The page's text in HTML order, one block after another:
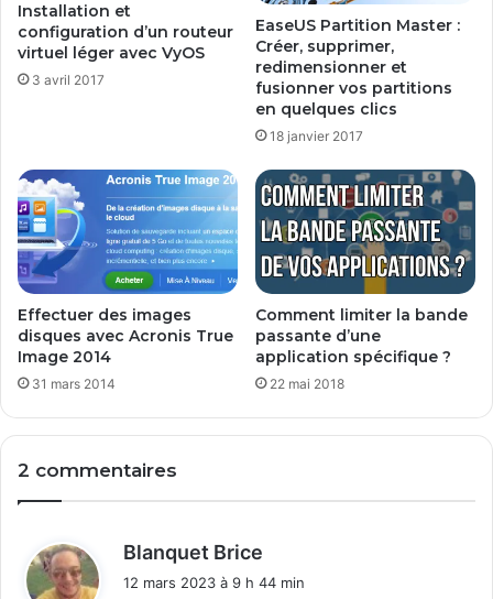
Installation et
configuration d’un routeur
virtuel léger avec VyOS
3 avril 2017
EaseUS Partition Master :
Créer, supprimer,
redimensionner et
fusionner vos partitions
en quelques clics
18 janvier 2017
Effectuer des images
disques avec Acronis True
Image 2014
31 mars 2014
Comment limiter la bande
passante d’une
application spécifique ?
22 mai 2018
2 commentaires
Blanquet Brice
12 mars 2023 à 9 h 44 min